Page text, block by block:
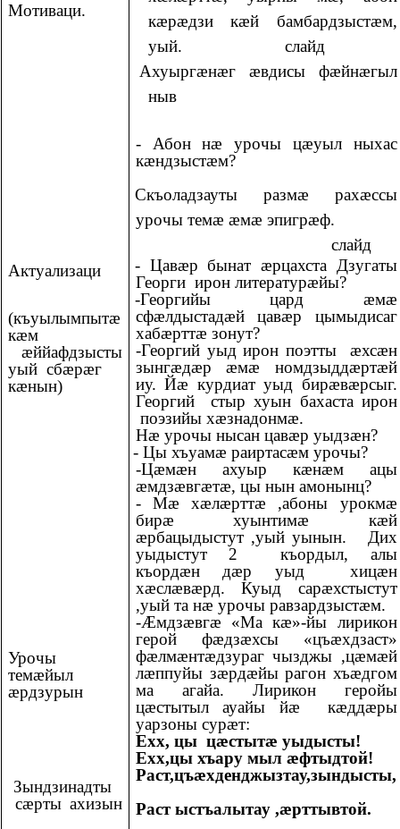
Мотиваци.
Актуализаци
(къуылымпытæ
кæм
æййафдзысты
уый сбæрæг
кæнын)
Урочы
темæйыл
æрдзурын
Зындзинадты
сæрты ахизын
кæрæдзи кæй бамбардзыстæм,
уый. слайд
Ахуыргæнæг æвдисы фæйнæгыл
ныв
- Абон нæ урочы цæуыл ныхас
кæндзыстæм?
Скъоладзауты размæ рахæссы
урочы темæ æмæ эпигрæф.
слайд
- Цавæр бынат æрцахста Дзугаты
Георги ирон литературæйы?
-Георгийы цард æмæ
сфæлдыстадæй цавæр цымыдисаг
хабæрттæ зонут?
-Георгий уыд ирон поэтты æхсæн
зынгæдæр æмæ номдзыддæртæй
иу. Йæ курдиат уыд бирæвæрсыг.
Георгий стыр хуын бахаста ирон
поэзийы хæзнадонмæ.
Нæ урочы нысан цавæр уыдзæн?
- Цы хъуамæ раиртасæм урочы?
-Цæмæн ахуыр кæнæм ацы
æмдзæвгæтæ, цы нын амонынц?
- Мӕ хӕлӕрттӕ ,абоны урокмӕ
бирӕ хуынтимӕ кӕй
ӕрбацыдыстут ,уый уынын. Дих
уыдыстут 2 къордыл, алы
къордӕн дӕр уыд хицӕн
хӕслӕвӕрд. Куыд сарӕхстыстут
,уый та нӕ урочы равзардзыстӕм.
-Ӕмдзӕвгӕ «Ма кӕ»-йы лирикон
герой фӕдзӕхсы «цъӕхдзаст»
фӕлмӕнтӕдзураг чызджы ,цӕмӕй
лӕппуйы зӕрдӕйы рагон хъӕдгом
ма агайа. Лирикон геройы
цӕстытыл ауайы йӕ кӕддӕры
уарзоны сурӕт:
Ехх, цы цӕстытӕ уыдысты!
Ехх,цы хъару мыл ӕфтыдтой!
Раст,цъӕхденджызтау,зындысты,
Раст ыстъалытау ,ӕрттывтой.